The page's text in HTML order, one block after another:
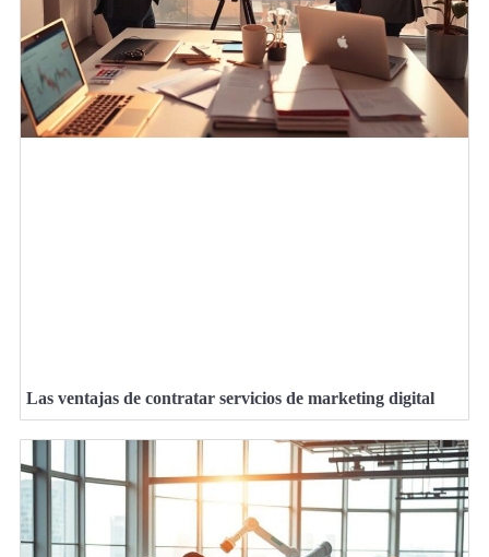
Las ventajas de contratar servicios de marketing digital